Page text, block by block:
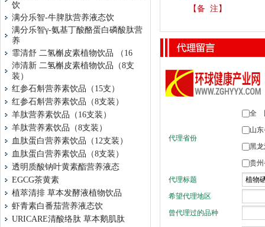
饮
满分乐智-牛脾肽营养液态饮
满分乐智γ-氨基丁酸酪蛋白磷酸肽营
养
霏清舒 二氢槲皮素植物饮品 （16
沛清新 二氢槲皮素植物饮品（8支
装）
红参石斛营养素饮品（15支）
红参石斛营养素饮品（8支装）
羊肽营养素饮品（16支装）
羊肽营养素饮品（8支装）
血肽蛋白营养素饮品（12支装）
血肽蛋白营养素饮品（8支装）
透明质酸钠叶黄素酯营养液态
EGCG茶黄素
植萃清排 草本发酵液植物饮品
虾青素白番茄营养液态饮
URICARE清酸络肽 草本鹅肌肽
【备 注】